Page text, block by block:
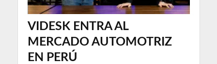
VIDESK ENTRA AL
MERCADO AUTOMOTRIZ
EN PERÚ